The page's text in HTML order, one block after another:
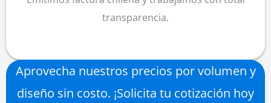
transparencia.
Aprovecha nuestros precios por volumen y
diseño sin costo. ¡Solicita tu cotización hoy